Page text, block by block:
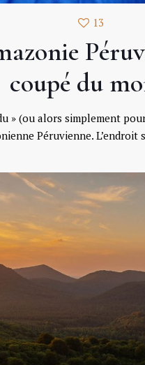
13
coupé du
» (ou alors simplement
Péruvienne. L’endroit